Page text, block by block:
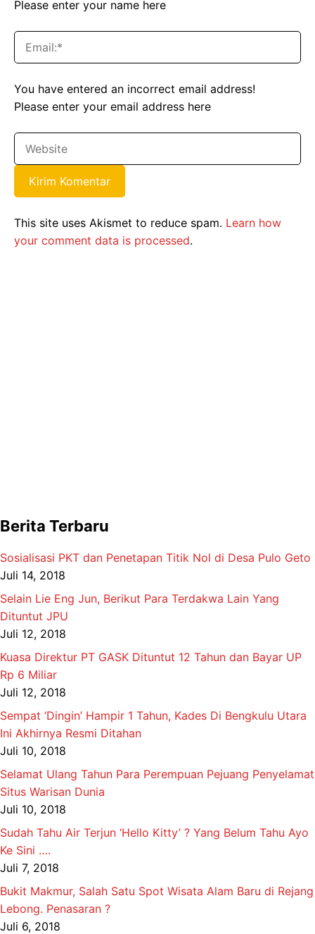
Please enter your name here
You have entered an incorrect email address!
Please enter your email address here
This site uses Akismet to reduce spam. Learn how
your comment data is processed.
Berita Terbaru
Sosialisasi PKT dan Penetapan Titik Nol di Desa Pulo Geto
Juli 14, 2018
Selain Lie Eng Jun, Berikut Para Terdakwa Lain Yang
Dituntut JPU
Juli 12, 2018
Kuasa Direktur PT GASK Dituntut 12 Tahun dan Bayar UP
Rp 6 Miliar
Juli 12, 2018
Sempat ‘Dingin’ Hampir 1 Tahun, Kades Di Bengkulu Utara
Ini Akhirnya Resmi Ditahan
Juli 10, 2018
Selamat Ulang Tahun Para Perempuan Pejuang Penyelamat
Situs Warisan Dunia
Juli 10, 2018
Sudah Tahu Air Terjun ‘Hello Kitty’ ? Yang Belum Tahu Ayo
Ke Sini ….
Juli 7, 2018
Bukit Makmur, Salah Satu Spot Wisata Alam Baru di Rejang
Lebong. Penasaran ?
Juli 6, 2018